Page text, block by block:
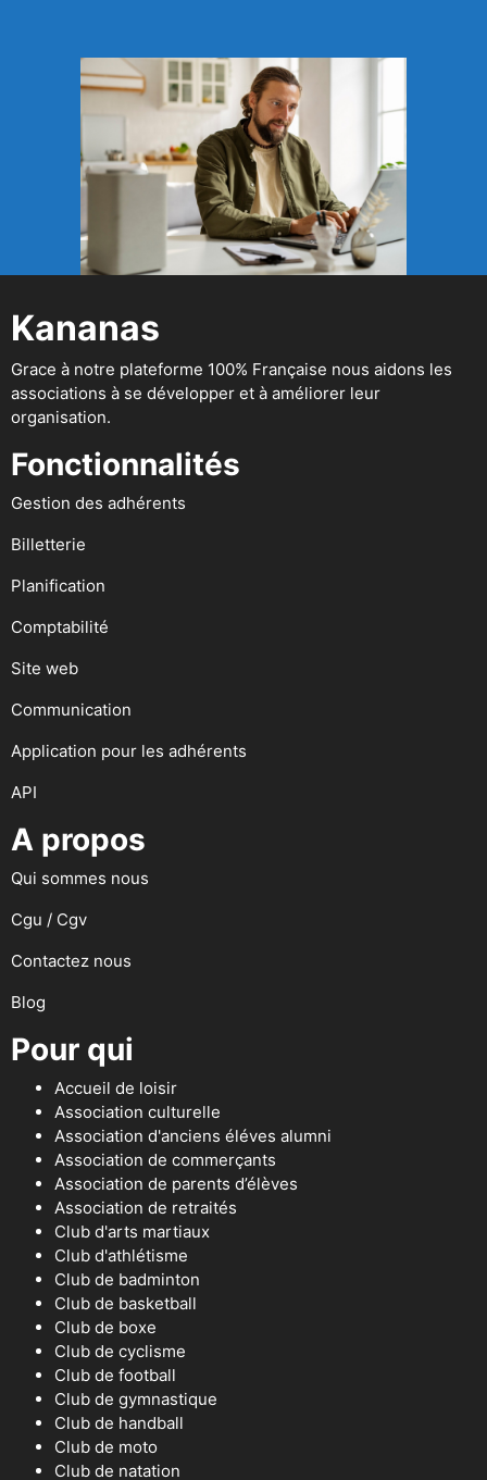
Kananas
Grace à notre plateforme 100% Française nous aidons les
associations à se développer et à améliorer leur
organisation.
Fonctionnalités
Gestion des adhérents
Billetterie
Planification
Comptabilité
Site web
Communication
Application pour les adhérents
API
A propos
Qui sommes nous
Cgu / Cgv
Contactez nous
Blog
Pour qui
Accueil de loisir
Association culturelle
Association d'anciens éléves alumni
Association de commerçants
Association de parents d’élèves
Association de retraités
Club d'arts martiaux
Club d'athlétisme
Club de badminton
Club de basketball
Club de boxe
Club de cyclisme
Club de football
Club de gymnastique
Club de handball
Club de moto
Club de natation